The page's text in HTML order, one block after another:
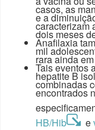
casos, as
e a
caracterizam
dois meses
Anafilaxia
mil
rara ainda
Tais eventos
hepatite B
combinadas
encontrados
HB/Hib
e